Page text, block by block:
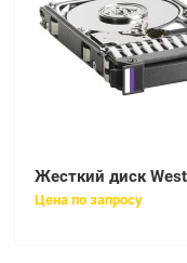
Цена по запросу